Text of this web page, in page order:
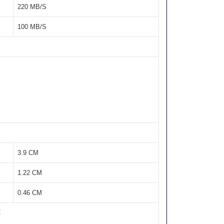
220 MB/S
100 MB/S
3.9 CM
1.22 CM
0.46 CM